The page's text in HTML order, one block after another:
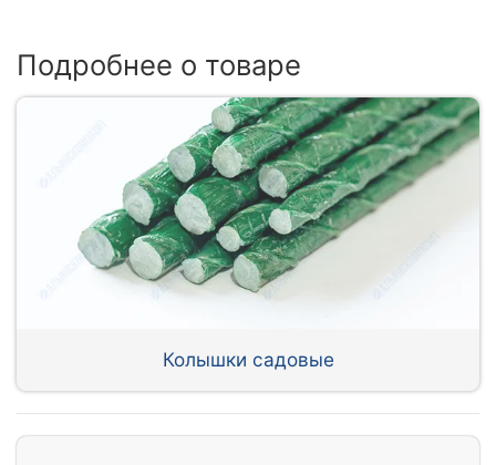
Подробнее о товаре
Колышки садовые